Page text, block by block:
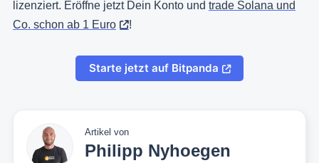
lizenziert. Eröffne jetzt Dein Konto und trade Solana und
Co. schon ab 1 Euro
!
Starte jetzt auf Bitpanda
Artikel von
Philipp Nyhoegen